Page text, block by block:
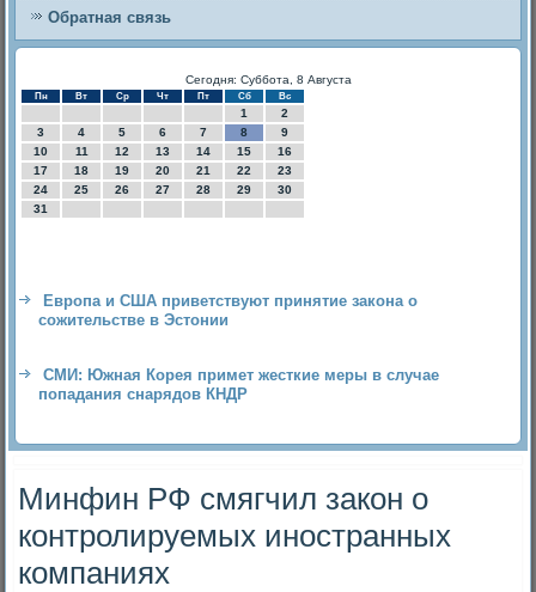
Обратная связь
Сегодня: Суббота, 8 Августа
Пн Вт Ср Чт Пт Сб Вс
1
2
3
4 5 6 7 8
9
10
11 12 13 14 15
16
17
18 19 20 21 22
23
24
25 26 27 28 29
30
31
Европа и США приветствуют принятие закона о
сожительстве в Эстонии
СМИ: Южная Корея примет жесткие меры в случае
попадания снарядов КНДР
Минфин РФ смягчил закон о
контролируемых иностранных
компаниях